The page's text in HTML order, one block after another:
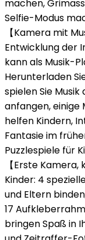
machen,
Selfie-Modus
【Kamera mit
Entwicklung der
kann als Musik-
Herunterladen
spielen Sie
anfangen, einige
helfen Kindern,
Fantasie im
Puzzlespiele für
【Erste
Kinder: 4
und Eltern
17
bringen Spaß in